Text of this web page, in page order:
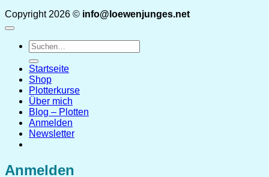
Copyright 2026 © info@loewenjunges.net
Suchen
nach:
Startseite
Shop
Plotterkurse
Über mich
Blog – Plotten
Anmelden
Newsletter
Anmelden